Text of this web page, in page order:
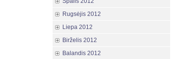
Rugsėjis 2012
Liepa 2012
Birželis 2012
Balandis 2012